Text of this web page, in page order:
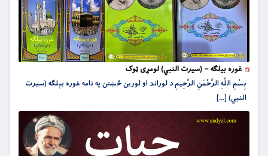
غوره بیلګه – (سیرت النبي) لومړی ټوک
بِسْمِ اللَّهِ الرَّحْمَنِ الرَّحِيمِ د لوراند او لورین څښتن په نامه غوره بېلګه (سیرت
النبي) [...]